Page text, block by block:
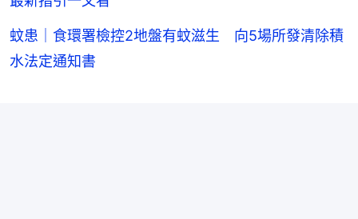
蚊患｜食環署檢控2地盤有蚊滋生 向5場所發清除積
水法定通知書